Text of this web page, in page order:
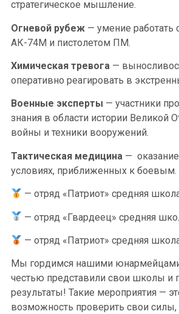
стратегическое мышление.
Огневой рубеж — умение работать
АК-74М и пистолетом ПМ.
Химическая тревога —
оперативно реагировать в
Военные эксперты — участники
знания в области истории Великой
войны и техники вооружений.
Тактическая медицина —
условиях, приближенных к боевым.
— отряд «Патриот» средняя
— отряд «Гвардеец» средняя
— отряд «Патриот» средняя
Мы гордимся нашими
честью представили свои школы и
результаты! Такие мероприятия —
возможность проверить свои силы,